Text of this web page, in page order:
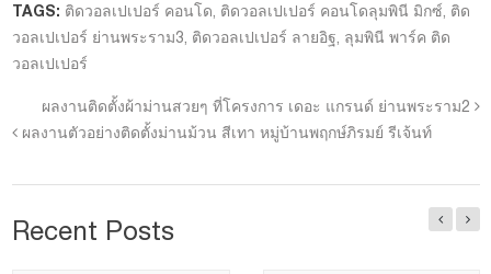
TAGS: ติดวอลเปเปอร์ คอนโด, ติดวอลเปเปอร์ คอนโดลุมพินี มิกซ์, ติด
วอลเปเปอร์ ย่านพระราม3, ติดวอลเปเปอร์ ลายอิฐ, ลุมพินี พาร์ค ติด
วอลเปเปอร์
ผลงานติดตั้งผ้าม่านสวยๆ ที่โครงการ เดอะ แกรนด์ ย่านพระราม2
ผลงานตัวอย่างติดตั้งม่านม้วน สีเทา หมู่บ้านพฤกษ์ภิรมย์ รีเจ้นท์
Recent Posts